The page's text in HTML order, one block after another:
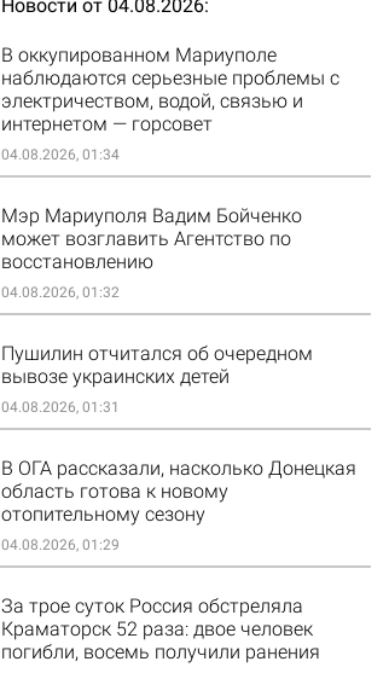
Новости от 04.08.2026
В оккупированном Мариуполе
наблюдаются серьезные проблемы с
электричеством, водой, связью и
интернетом — горсовет
04.08.2026, 01:34
Мэр Мариуполя Вадим Бойченко
может возглавить Агентство по
восстановлению
04.08.2026, 01:32
Пушилин отчитался об очередном
вывозе украинских детей
04.08.2026, 01:31
В ОГА рассказали, насколько Донецкая
область готова к новому
отопительному сезону
04.08.2026, 01:29
За трое суток Россия обстреляла
Краматорск 52 раза: двое человек
погибли, восемь получили ранения